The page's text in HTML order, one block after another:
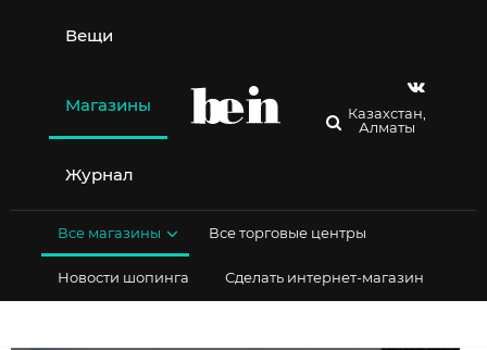
содержимому
Вещи
Магазины
Журнал
Казахстан,
Алматы
Все магазины Все торговые центры
Новости шопинга Сделать интернет-магазин